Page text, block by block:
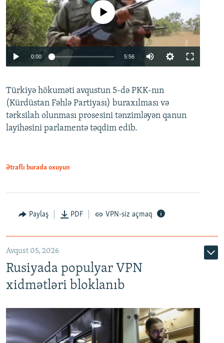
Auto 240p 360p 480p
720p 1080p
No media source currently available
0:00 5:56
360p
480p
Türkiyə hökuməti avqustun 5-də PKK-nın
(Kürdüstan Fəhlə Partiyası) buraxılması və
tərksilah olunması prosesini tənzimləyən qanun
layihəsini parlamentə təqdim edib.
Ətraflı burada oxuyun
Paylaş PDF VPN-siz açmaq
Avqust 05, 2026
Rusiyada populyar VPN
xidmətləri bloklanıb